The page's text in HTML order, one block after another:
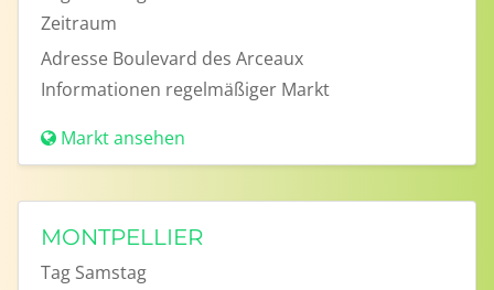
Zeitraum
Adresse Boulevard des Arceaux
Informationen regelmäßiger Markt
Markt ansehen
MONTPELLIER
Tag Samstag